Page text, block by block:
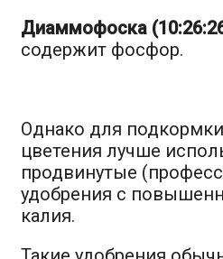
Диаммофоска
содержит фосфор.
Однако для
цветения лучше
продвинутые
удобрения с
калия.